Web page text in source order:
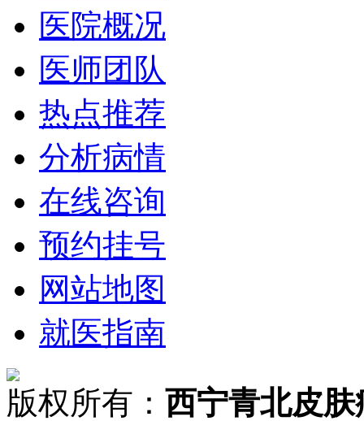
医院概况
医师团队
热点推荐
分析病情
在线咨询
预约挂号
网站地图
就医指南
版权所有： 西宁青北皮肤